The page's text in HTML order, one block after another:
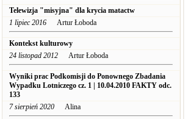
Telewizja "misyjna" dla krycia matactw
1 lipiec 2016 Artur Łoboda
Kontekst kulturowy
24 listopad 2012 Artur Łoboda
Wyniki prac Podkomisji do Ponownego Zbadania
Wypadku Lotniczego cz. 1 | 10.04.2010 FAKTY odc.
133
7 sierpień 2020 Alina